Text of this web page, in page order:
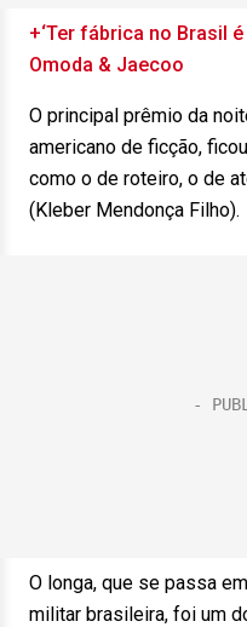
+‘Ter fábrica no Brasil
Omoda & Jaecoo
O principal prêmio da
americano de ficção,
como o de roteiro, o de
(Kleber Mendonça Filho).
O longa, que se passa
militar brasileira, foi um